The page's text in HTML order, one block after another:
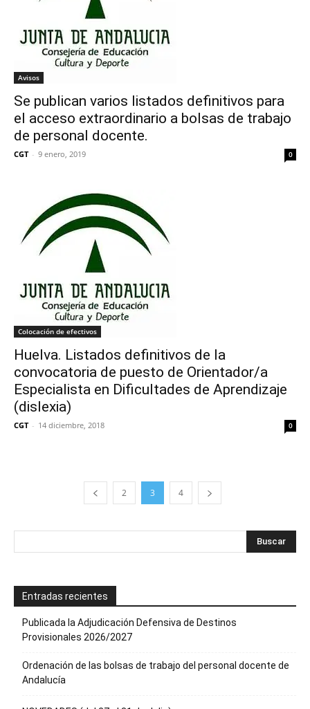
Avisos
Se publican varios listados definitivos para
el acceso extraordinario a bolsas de trabajo
de personal docente.
CGT - 9 enero, 2019 0
Colocación de efectivos
Huelva. Listados definitivos de la
convocatoria de puesto de Orientador/a
Especialista en Dificultades de Aprendizaje
(dislexia)
CGT - 14 diciembre, 2018 0
2 3 4
Entradas recientes
Publicada la Adjudicación Defensiva de Destinos
Provisionales 2026/2027
Ordenación de las bolsas de trabajo del personal docente de
Andalucía